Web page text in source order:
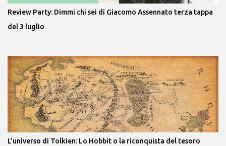
Review Party: Dimmi chi sei di Giacomo Assennato terza tappa
del 3 luglio
L'universo di Tolkien: Lo Hobbit o la riconquista del tesoro